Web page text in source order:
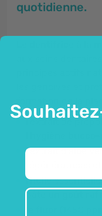
quotidienne.
l'extrait de
hygiène
l'extrait d'aloe
l'huile
pâte un
(1450